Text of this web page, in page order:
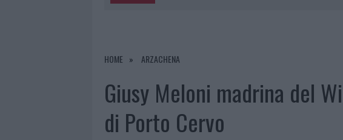
7 AGOSTO 2026 | MICHELLE HUNZIKER IN GALLURA, BELLA ANCHE DAL VIVO:
HOME ARZACHENA
Giusy Meloni madrina del
di Porto Cervo